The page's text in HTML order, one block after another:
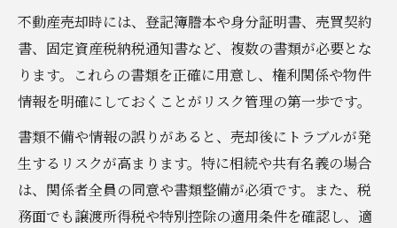
不動産売却時には、登記簿謄本や身分証明書、売買契約
書、固定資産税納税通知書など、複数の書類が必要とな
ります。これらの書類を正確に用意し、権利関係や物件
情報を明確にしておくことがリスク管理の第一歩です。
書類不備や情報の誤りがあると、売却後にトラブルが発
生するリスクが高まります。特に相続や共有名義の場合
は、関係者全員の同意や書類整備が必須です。また、税
務面でも譲渡所得税や特別控除の適用条件を確認し、適